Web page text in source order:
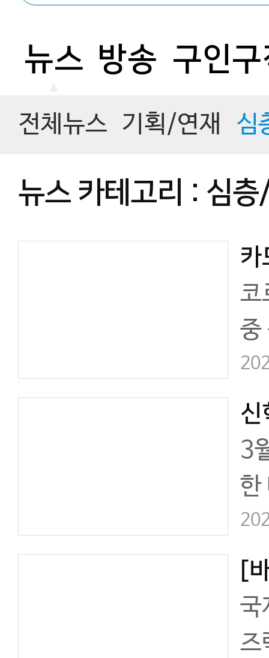
뉴스 방송 구인
전체뉴스 기획/연재 심
뉴스 카테고리 : 심
코
중
장
하
3
한
다
규
국
즈